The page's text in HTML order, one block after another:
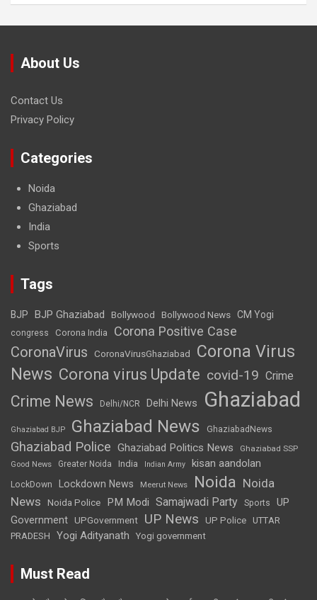
About Us
Contact Us
Privacy Policy
Categories
Noida
Ghaziabad
India
Sports
Tags
BJP BJP Ghaziabad Bollywood Bollywood News CM Yogi
congress Corona India Corona Positive Case
CoronaVirus CoronaVirusGhaziabad
Corona Virus
News Corona virus Update covid-19 Crime
Crime News Delhi/NCR Delhi News Ghaziabad
Ghaziabad BJP Ghaziabad News GhaziabadNews
Ghaziabad Police Ghaziabad Politics News Ghaziabad SSP
Good News Greater Noida India Indian Army kisan aandolan
LockDown Lockdown News Meerut News Noida Noida
News
Noida Police PM Modi Samajwadi Party Sports
UP
Government UPGovernment UP News UP Police
UTTAR
PRADESH
Yogi Adityanath Yogi government
Must Read